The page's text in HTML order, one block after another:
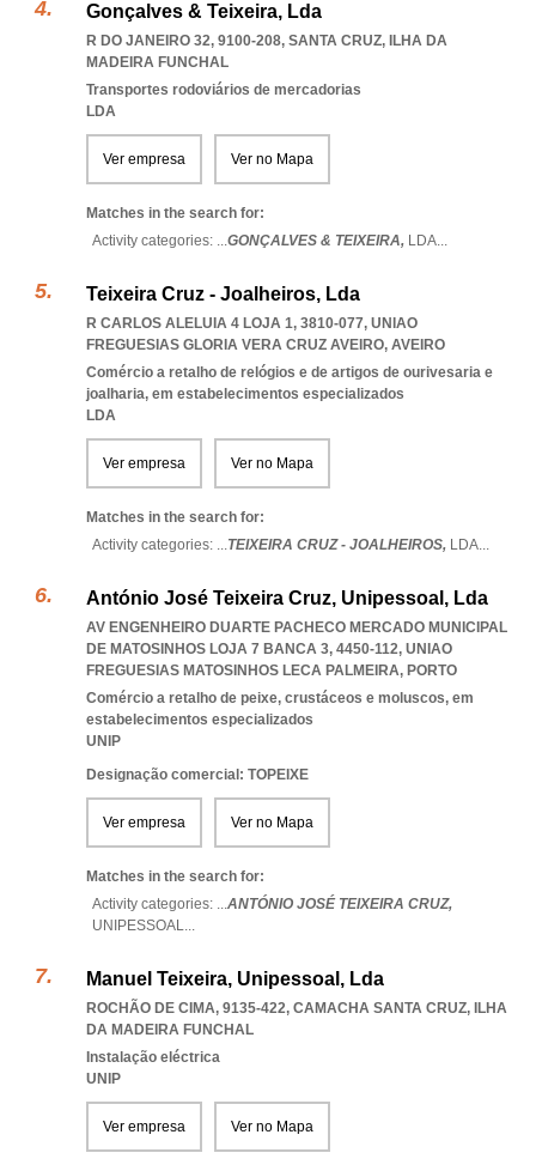
Gonçalves & Teixeira, Lda
R DO JANEIRO 32, 9100-208, SANTA CRUZ, ILHA DA
MADEIRA FUNCHAL
Transportes rodoviários de mercadorias
LDA
Ver empresa Ver no Mapa
Matches in the search for:
Activity categories: ...GONÇALVES & TEIXEIRA, LDA...
Teixeira Cruz - Joalheiros, Lda
R CARLOS ALELUIA 4 LOJA 1, 3810-077, UNIAO
FREGUESIAS GLORIA VERA CRUZ AVEIRO, AVEIRO
Comércio a retalho de relógios e de artigos de ourivesaria e
joalharia, em estabelecimentos especializados
LDA
Ver empresa Ver no Mapa
Matches in the search for:
Activity categories: ...TEIXEIRA CRUZ - JOALHEIROS, LDA...
António José Teixeira Cruz, Unipessoal, Lda
AV ENGENHEIRO DUARTE PACHECO MERCADO MUNICIPAL
DE MATOSINHOS LOJA 7 BANCA 3, 4450-112, UNIAO
FREGUESIAS MATOSINHOS LECA PALMEIRA, PORTO
Comércio a retalho de peixe, crustáceos e moluscos, em
estabelecimentos especializados
UNIP
Designação comercial: TOPEIXE
Ver empresa Ver no Mapa
Matches in the search for:
Activity categories: ...ANTÓNIO JOSÉ TEIXEIRA CRUZ,
UNIPESSOAL...
Manuel Teixeira, Unipessoal, Lda
ROCHÃO DE CIMA, 9135-422, CAMACHA SANTA CRUZ, ILHA
DA MADEIRA FUNCHAL
Instalação eléctrica
UNIP
Ver empresa Ver no Mapa